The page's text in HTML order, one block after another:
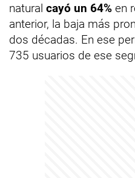
natural cayó un 64% en
anterior, la baja más
dos décadas. En ese
735 usuarios de ese